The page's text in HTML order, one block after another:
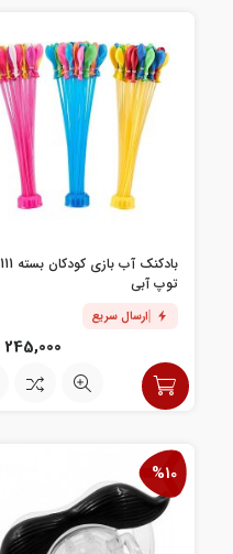
بادکنک آب بازی کودکان بسته 111
توپ آبی
ارسال سریع
245,000
%10